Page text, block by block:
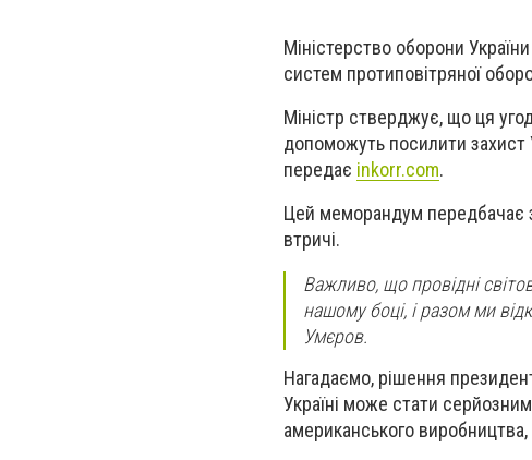
Міністерство оборони
систем протиповітряної
Міністр стверджує, що ця
допоможуть посилити захист
передає inkorr.com.
Цей меморандум передбачає
втричі.
Важливо, що провідні
нашому боці, і разом ми
Умєров.
Нагадаємо, рішення
Україні може стати
американського